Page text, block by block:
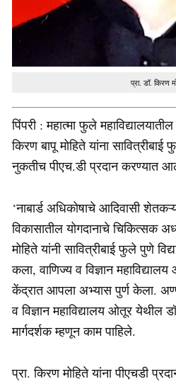
प्रा. डॉ. किरण
पिंपरी : महात्मा फुले
किरण बापू मोहिते यांना सावित्रीबाई
नुकतीच पीएच.डी प्रदान करण्यात
‘नाबार्ड अधिकोषाचे आदिवासी
विकासातील योगदानाचे चिकित्सक
मोहिते यांनी सावित्रीबाई फुले पुणे
कला, वाणिज्य व विज्ञान
केंद्रात आपला अभ्यास पुर्ण केला.
व विज्ञान महाविद्यालय ओतूर येथील
मार्गदर्शक म्हणून काम पाहिले.
प्रा. किरण मोहिते यांना पीएचडी